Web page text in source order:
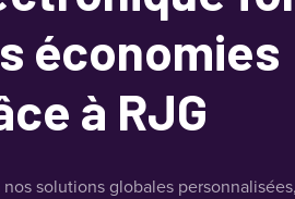
économies
à RJG
nos solutions globales